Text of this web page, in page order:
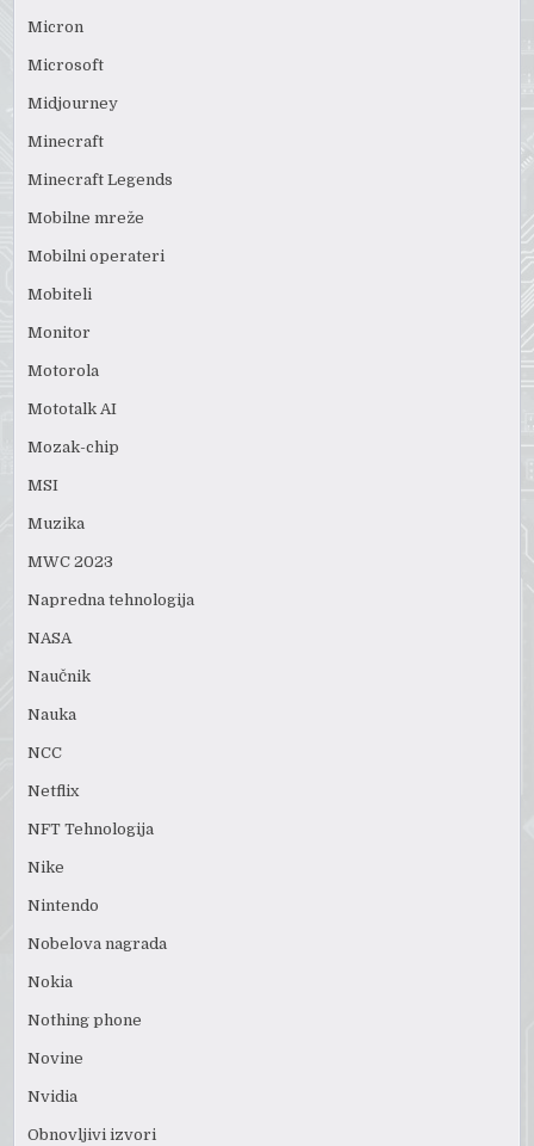
Micron
Microsoft
Midjourney
Minecraft
Minecraft Legends
Mobilne mreže
Mobilni operateri
Mobiteli
Monitor
Motorola
Mototalk AI
Mozak-chip
MSI
Muzika
MWC 2023
Napredna tehnologija
NASA
Naučnik
Nauka
NCC
Netflix
NFT Tehnologija
Nike
Nintendo
Nobelova nagrada
Nokia
Nothing phone
Novine
Nvidia
Obnovljivi izvori